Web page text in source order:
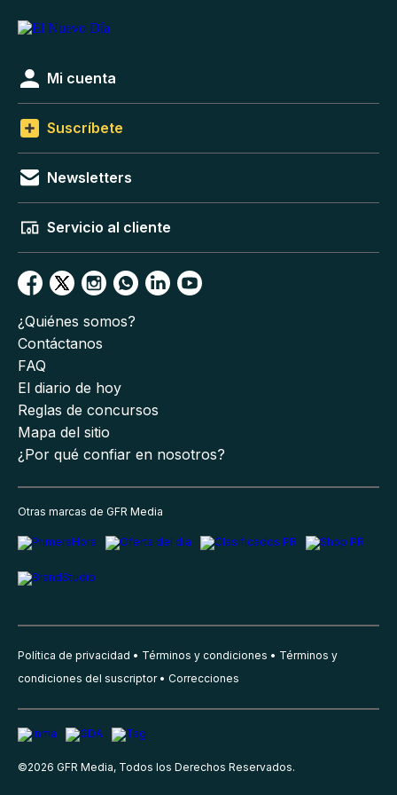
Mi cuenta
Suscríbete
Newsletters
Servicio al cliente
¿Quiénes somos?
Contáctanos
FAQ
El diario de hoy
Reglas de concursos
Mapa del sitio
¿Por qué confiar en nosotros?
Otras marcas de GFR Media
Política de privacidad Términos y condiciones
Términos y
condiciones del suscriptor
Correcciones
©2026 GFR Media, Todos los Derechos Reservados.